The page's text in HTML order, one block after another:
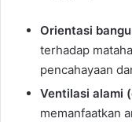
Orientasi
terhadap
pencahayaan
Ventilasi alami
memanfaatkan